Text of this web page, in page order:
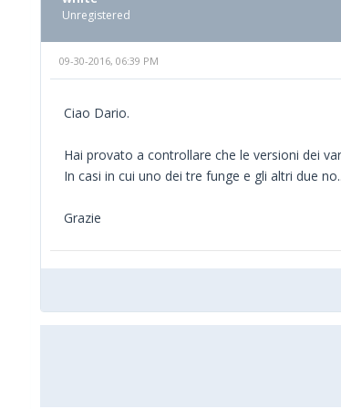
Unregistered
09-30-2016, 06:39 PM
Ciao Dario.
Hai provato a controllare che le versioni dei
In casi in cui uno dei tre funge e gli altri due
Grazie